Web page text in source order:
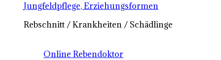
Jungfeldpflege, Erziehungsformen
Rebschnitt / Krankheiten / Schädlinge
Online Rebendoktor